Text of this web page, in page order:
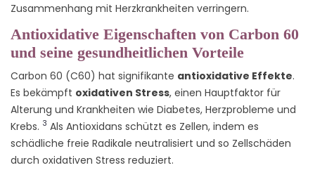
Zusammenhang mit Herzkrankheiten verringern.
Antioxidative Eigenschaften von Carbon 60
und seine gesundheitlichen Vorteile
Carbon 60 (C60) hat signifikante antioxidative Effekte.
Es bekämpft oxidativen Stress, einen Hauptfaktor für
Alterung und Krankheiten wie Diabetes, Herzprobleme und
Krebs. 3 Als Antioxidans schützt es Zellen, indem es
schädliche freie Radikale neutralisiert und so Zellschäden
durch oxidativen Stress reduziert.